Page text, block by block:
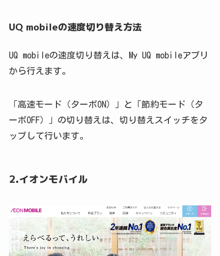
UQ mobileの速度切り替え方法
UQ mobileの速度切り替えは、My UQ mobileアプリ
から行えます。
「高速モード（ターボON）」と「節約モード（タ
ーボOFF）」の切り替えは、切り替えスイッチをタ
ップして行います。
2.イオンモバイル